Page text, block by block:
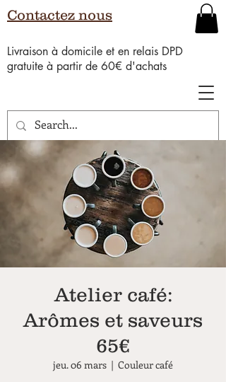
Livraison à domicile et en relais DPD
gratuite à partir de 60€ d'achats
Contactez nous
Atelier café:
Arômes et saveurs
65€
jeu. 06 mars
  |
Couleur café